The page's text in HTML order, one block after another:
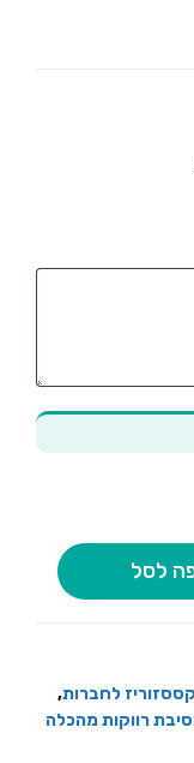
לסל
לחברות,
רווקות מהכלה